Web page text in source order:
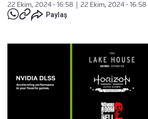
22 Ekim, 2024 - 16:58
22 Ekim, 2024 - 16:58
Paylaş